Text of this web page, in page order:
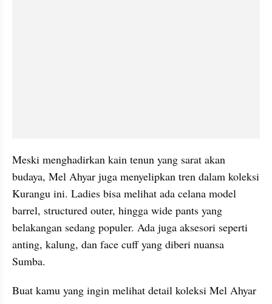
Meski menghadirkan kain tenun yang sarat akan
budaya, Mel Ahyar juga menyelipkan tren dalam koleksi
Kurangu ini. Ladies bisa melihat ada celana model
barrel, structured outer, hingga wide pants yang
belakangan sedang populer. Ada juga aksesori seperti
anting, kalung, dan face cuff yang diberi nuansa
Sumba.
Buat kamu yang ingin melihat detail koleksi Mel Ahyar